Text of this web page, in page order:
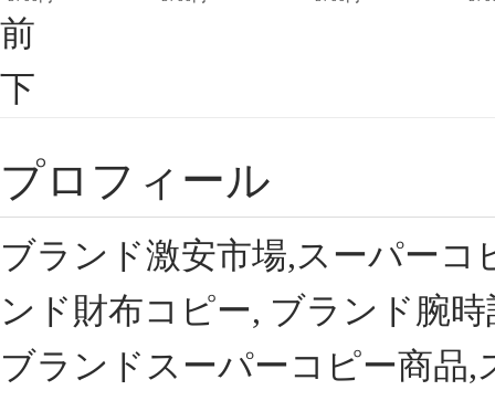
前
下
プロフィール
ブランド激安市場,スーパー
ンド財布コピー, ブランド腕
ブランドスーパーコピー商品